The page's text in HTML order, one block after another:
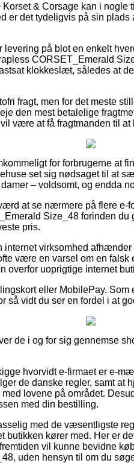
& Corsage kan i
er det tydeligvis på sin
på blot en enkelt
CORSET_Emerald
klokkeslæt, således at
fragt, men for det meste
den mest betalelige
være at få fragtmanden til
for forbrugerne at
set sig nødsaget til at
– voldsomt, og endda
at se nærmere på flere e-
Size_48 forinden
pris.
internet virksomhed
være en varsel om en falsk
overfor uoprigtige internet
eller MobilePay.
så vidt du ser en fordel i at
de i og for sig gennemse
hvorvidt e-firmaet er e-
de danske regler, samt at
lovene på området.
med din bestilling.
med de væsentligste
butikken kører med. Her er
vil kunne bevidne
uden hensyn til om du